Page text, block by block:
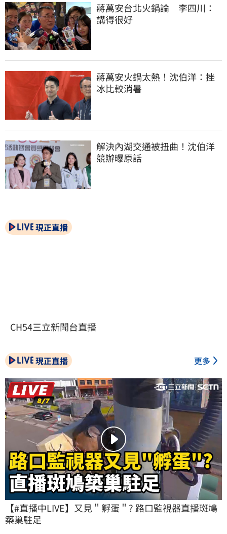
蔣萬安台北火鍋論　李四川：
講得很好
蔣萬安火鍋太熱！沈伯洋：挫
冰比較消暑
解決內湖交通被扭曲！沈伯洋
競辦曝原話
現正直播
CH54三立新聞台直播
現正直播 更多
【#直播中LIVE】又見＂孵蛋＂? 路口監視器直播斑鳩
築巢駐足